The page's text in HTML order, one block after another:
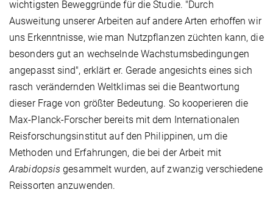
wichtigsten Beweggründe für die Studie. "Durch
Ausweitung unserer Arbeiten auf andere Arten erhoffen wir
uns Erkenntnisse, wie man Nutzpflanzen züchten kann, die
besonders gut an wechselnde Wachstumsbedingungen
angepasst sind", erklärt er. Gerade angesichts eines sich
rasch verändernden Weltklimas sei die Beantwortung
dieser Frage von größter Bedeutung. So kooperieren die
Max-Planck-Forscher bereits mit dem Internationalen
Reisforschungsinstitut auf den Philippinen, um die
Methoden und Erfahrungen, die bei der Arbeit mit
Arabidopsis gesammelt wurden, auf zwanzig verschiedene
Reissorten anzuwenden.